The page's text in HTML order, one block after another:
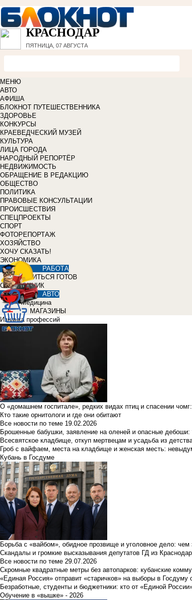
КРАСНОДАР
ПЯТНИЦА, 07 АВГУСТА
МЕНЮ
АВТО
АФИША
БЛОКНОТ ПУТЕШЕСТВЕННИКА
ЗДОРОВЬЕ
КОНКУРСЫ
КРАЕВЕДЧЕСКИЙ МУЗЕЙ
КУЛЬТУРА
ЛИЦА ГОРОДА
НАРОДНЫЙ РЕПОРТЁР
НЕДВИЖИМОСТЬ
ОБРАЩЕНИЕ В РЕДАКЦИЮ
ОБЩЕСТВО
ПОЛИТИКА
ПРАВОВЫЕ КОНСУЛЬТАЦИИ
ПРОИСШЕСТВИЯ
СПЕЦПРОЕКТЫ
СПОРТ
ФОТОРЕПОРТАЖ
ХОЗЯЙСТВО
ХОЧУ СКАЗАТЬ!
ЭКОНОМИКА
РАБОТА
УЧИТЬСЯ ГОТОВ
СПРАВОЧНИК
АВТО
Медицина
МАГАЗИНЫ
Изнанка профессий
О «домашнем госпитале», редких видах птиц и спасении
Кто такие орнитологи и где они обитают
Все новости по теме 19.02.2026
Брошенные бабушки, заявление на оленей и опасные
Всесвятское кладбище, откуп мертвецам и усадьба из
Гроб с вайфаем, места на кладбище и женская месть:
Кубань в Госдуме
Борьба с «вайбом», обидное прозвище и уголовное дело:
Скандалы и громкие высказывания депутатов ГД из
Все новости по теме 29.07.2026
Скромные квадратные метры без автопарков: кубанские
«Единая Россия» отправит «старичков» на выборы в Госдуму
Безработные, студенты и бюджетники: кто от «Единой
Обучение в «вышке» - 2026